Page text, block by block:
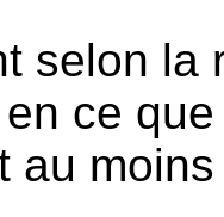
selon la
ce
au